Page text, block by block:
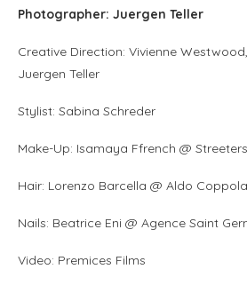
Photographer: Juergen Teller
Creative Direction: Vivienne
Juergen Teller
Stylist: Sabina Schreder
Make-Up: Isamaya Ffrench @ Streeters
Hair: Lorenzo Barcella @ Aldo
Nails: Beatrice Eni @ Agence Saint
Video: Premices Films